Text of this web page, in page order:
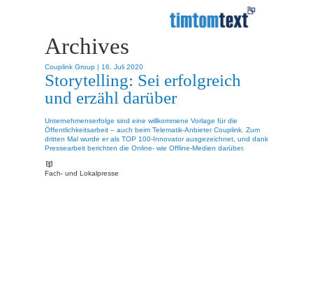
Archives
Couplink Group | 16. Juli 2020
Storytelling: Sei erfolgreich
und erzähl darüber
Unternehmenserfolge sind eine willkommene Vorlage für die
Öffentlichkeitsarbeit – auch beim Telematik-Anbieter Couplink. Zum
dritten Mal wurde er als TOP 100-Innovator ausgezeichnet, und dank
Pressearbeit berichten die Online- wie Offline-Medien darüber.
Fach- und Lokalpresse